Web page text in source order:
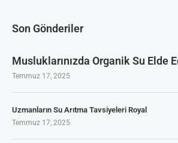
Son Gönderiler
Musluklarınızda Organik Su Elde
Temmuz 17, 2025
Uzmanların Su Arıtma Tavsiyeleri Royal
Temmuz 17, 2025